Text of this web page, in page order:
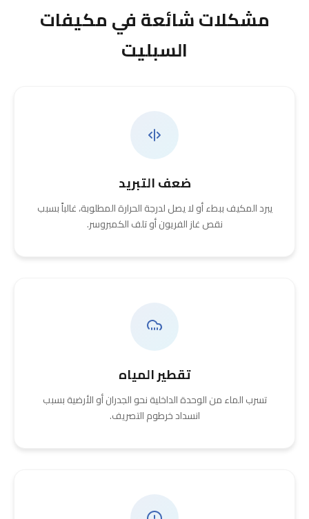
مشكلات شائعة في مكيفات
السبليت
ضعف التبريد
يبرد المكيف ببطء أو لا يصل لدرجة الحرارة المطلوبة، غالباً بسبب
نقص غاز الفريون أو تلف الكمبروسر.
تقطير المياه
تسرب الماء من الوحدة الداخلية نحو الجدران أو الأرضية بسبب
انسداد خرطوم التصريف.